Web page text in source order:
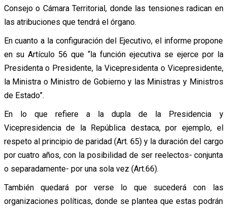
Consejo o Cámara Territorial, donde las tensiones radican en
las atribuciones que tendrá el órgano.
En cuanto a la configuración del Ejecutivo, el informe propone
en su Artículo 56 que “la función ejecutiva se ejerce por la
Presidenta o Presidente, la Vicepresidenta o Vicepresidente,
la Ministra o Ministro de Gobierno y las Ministras y Ministros
de Estado”.
En lo que refiere a la dupla de la Presidencia y
Vicepresidencia de la República destaca, por ejemplo, el
respeto al principio de paridad (Art. 65) y la duración del cargo
por cuatro años, con la posibilidad de ser reelectos- conjunta
o separadamente- por una sola vez (Art.66).
También quedará por verse lo que sucederá con las
organizaciones políticas, donde se plantea que estas podrán